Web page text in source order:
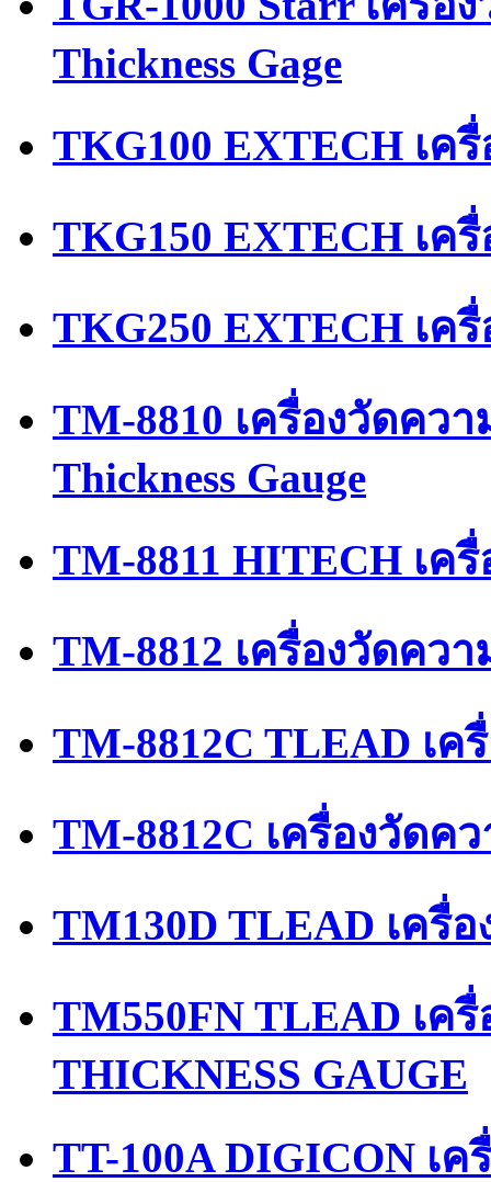
Thickness Gage
TKG100 EXTECH เค
TKG150 EXTECH เค
TKG250 EXTECH เค
TM-8810 เครื่องวัดคว
Thickness Gauge
TM-8811 HITECH เค
TM-8812 เครื่องวัดคว
TM-8812C TLEAD เ
TM-8812C เครื่องวัดค
TM130D TLEAD เครื่
TM550FN TLEAD เค
THICKNESS GAUGE
TT-100A DIGICON เ